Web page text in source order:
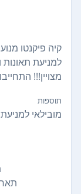
למניעת
מצויין!!!
תוספות
מובילאי